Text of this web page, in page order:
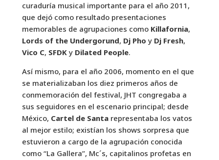
curaduría musical importante para el año 2011,
que dejó como resultado presentaciones
memorables de agrupaciones como Killafornia,
Lords of the Undergorund, Dj Pho y Dj Fresh,
Vico C, SFDKy Dilated People.
Así mismo, para el año 2006, momento en el que
se materializaban los diez primeros años de
conmemoración del festival, JHT congregaba a
sus seguidores en el escenario principal; desde
México, Cartel de Santarepresentaba los vatos
al mejor estilo; existían los shows sorpresa que
estuvieron a cargo de la agrupación conocida
como “La Gallera”, Mc´s, capitalinos profetas en